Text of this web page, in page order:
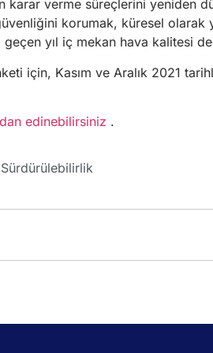
karar verme süreçlerini yeniden
korumak, küresel olarak
yıl iç mekan hava kalitesi
için, Kasım ve Aralık 2021
edinebilirsiniz .
Sürdürülebilirlik